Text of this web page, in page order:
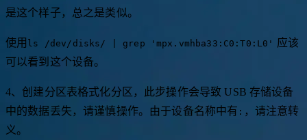
是这个样子，总之是类似。
使用 ls /dev/disks/ | grep 'mpx.vmhba33:C0:T0:L0' 应该
可以看到这个设备。
4、创建分区表格式化分区，此步操作会导致 USB 存储设备
中的数据丢失，请谨慎操作。由于设备名称中有 : ，请注意转
义。